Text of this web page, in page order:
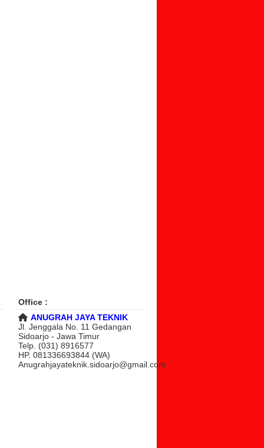
Office :
ANUGRAH JAYA TEKNIK
Jl. Jenggala No. 11 Gedangan
Sidoarjo - Jawa Timur
Telp. (031) 8916577
HP. 081336693844 (WA)
Anugrahjayateknik.sidoarjo@gmail.com